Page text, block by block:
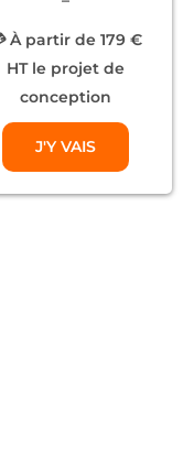
À partir de 179 €
HT le projet de
conception
J'Y VAIS